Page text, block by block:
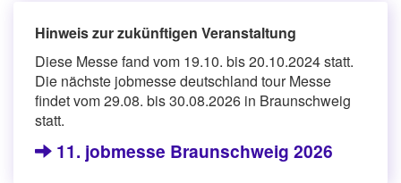
Hinweis zur zukünftigen Veranstaltung
Diese Messe fand vom 19.10. bis 20.10.2024 statt.
Die nächste jobmesse deutschland tour Messe
findet vom 29.08. bis 30.08.2026 in Braunschweig
statt.
11. jobmesse Braunschweig 2026